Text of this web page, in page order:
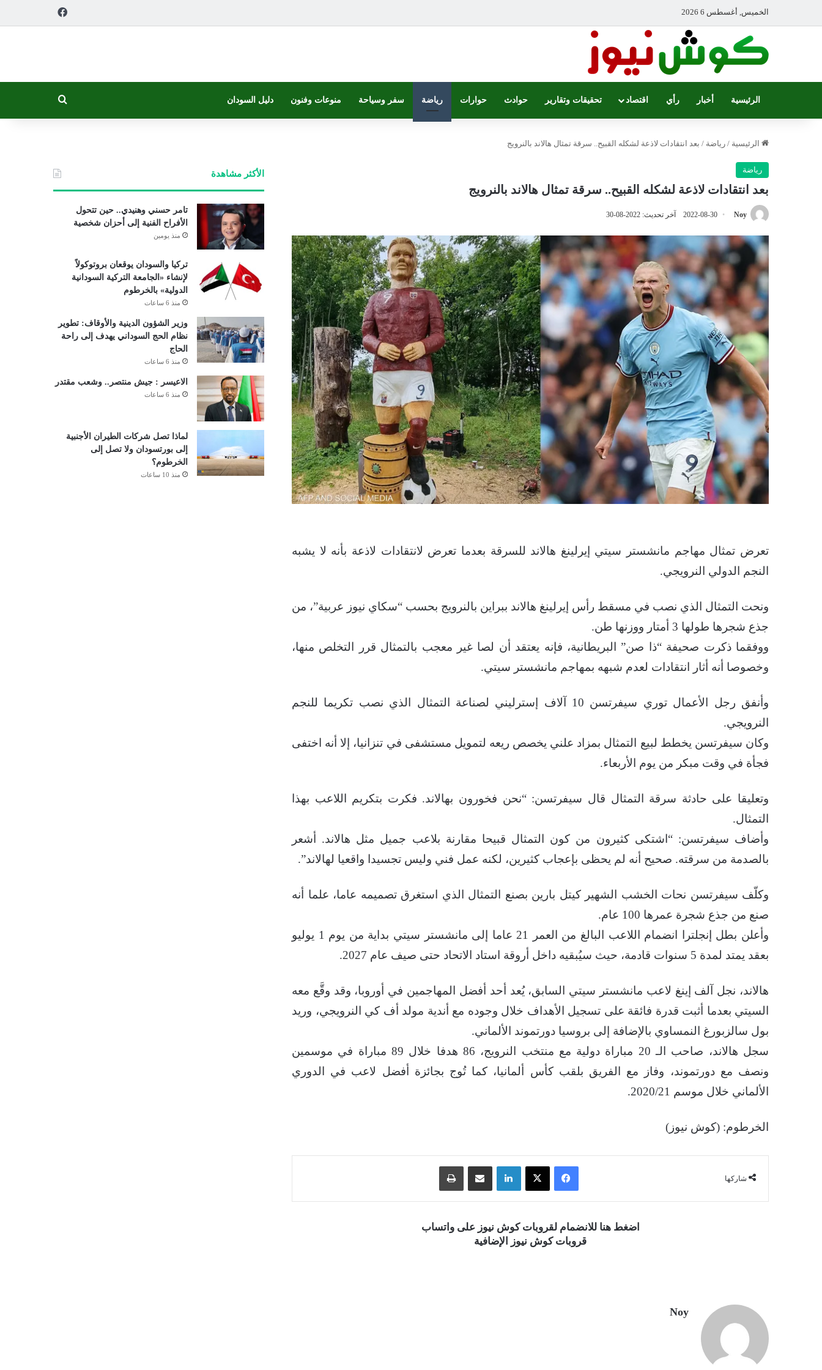
الخميس, أغسطس 6 2026
الرئيسية أخبار رأي اقتصاد تحقيقات وتقارير حوادث حوارات رياضة سفر وسياحة منوعات وفنون دليل السودان
الرئيسية / رياضة / بعد انتقادات لاذعة لشكله القبيح.. سرقة تمثال هالاند بالنرويج
رياضة
بعد انتقادات لاذعة لشكله القبيح.. سرقة تمثال هالاند بالنرويج
Noy
2022-08-30 آخر تحديث: 2022-08-30
تعرض تمثال مهاجم مانشستر سيتي إيرلينغ هالاند للسرقة بعدما تعرض لانتقادات لاذعة بأنه لا يشبه
النجم الدولي النرويجي.
ونحت التمثال الذي نصب في مسقط رأس إيرلينغ هالاند ببراين بالنرويج بحسب “سكاي نيوز عربية”، من
جذع شجرها طولها 3 أمتار ووزنها طن.
ووفقما ذكرت صحيفة “ذا صن” البريطانية، فإنه يعتقد أن لصا غير معجب بالتمثال قرر التخلص منها،
وخصوصا أنه أثار انتقادات لعدم شبهه بمهاجم مانشستر سيتي.
وأنفق رجل الأعمال توري سيفرتسن 10 آلاف إسترليني لصناعة التمثال الذي نصب تكريما للنجم
النرويجي.
وكان سيفرتسن يخطط لبيع التمثال بمزاد علني يخصص ريعه لتمويل مستشفى في تنزانيا، إلا أنه اختفى
فجأة في وقت مبكر من يوم الأربعاء.
وتعليقا على حادثة سرقة التمثال قال سيفرتسن: “نحن فخورون بهالاند. فكرت بتكريم اللاعب بهذا
التمثال.
وأضاف سيفرتسن: “اشتكى كثيرون من كون التمثال قبيحا مقارنة بلاعب جميل مثل هالاند. أشعر
بالصدمة من سرقته. صحيح أنه لم يحظى بإعجاب كثيرين، لكنه عمل فني وليس تجسيدا واقعيا لهالاند”.
وكلّف سيفرتسن نحات الخشب الشهير كيتل بارين بصنع التمثال الذي استغرق تصميمه عاما، علما أنه
صنع من جذع شجرة عمرها 100 عام.
وأعلن بطل إنجلترا انضمام اللاعب البالغ من العمر 21 عاما إلى مانشستر سيتي بداية من يوم 1 يوليو
بعقد يمتد لمدة 5 سنوات قادمة، حيث سيُبقيه داخل أروقة استاد الاتحاد حتى صيف عام 2027.
هالاند، نجل آلف إينغ لاعب مانشستر سيتي السابق، يُعد أحد أفضل المهاجمين في أوروبا، وقد وقَّع معه
السيتي بعدما أثبت قدرة فائقة على تسجيل الأهداف خلال وجوده مع أندية مولد أف كي النرويجي، وريد
بول سالزبورغ النمساوي بالإضافة إلى بروسيا دورتموند الألماني.
سجل هالاند، صاحب الـ 20 مباراة دولية مع منتخب النرويج، 86 هدفا خلال 89 مباراة في موسمين
ونصف مع دورتموند، وفاز مع الفريق بلقب كأس ألمانيا، كما تُوج بجائزة أفضل لاعب في الدوري
الألماني خلال موسم 2020/21.
الخرطوم: (كوش نيوز)
شاركها
فيسبوك ‫X لينكدإن مشاركة عبر البريد
اضغط هنا للانضمام لقروبات كوش نيوز على واتساب
قروبات كوش نيوز الإضافية
Noy
الأكثر مشاهدة
تامر حسني وهنيدي.. حين تتحول
الأفراح الفنية إلى أحزان شخصية
منذ يومين
تركيا والسودان يوقعان بروتوكولاً
لإنشاء «الجامعة التركية السودانية
الدولية» بالخرطوم
منذ 6 ساعات
وزير الشؤون الدينية والأوقاف: تطوير
نظام الحج السوداني يهدف إلى راحة
الحاج
منذ 6 ساعات
الاعيسر : جيش منتصر.. وشعب مقتدر
منذ 6 ساعات
لماذا تصل شركات الطيران الأجنبية
إلى بورتسودان ولا تصل إلى
الخرطوم؟
منذ 10 ساعات